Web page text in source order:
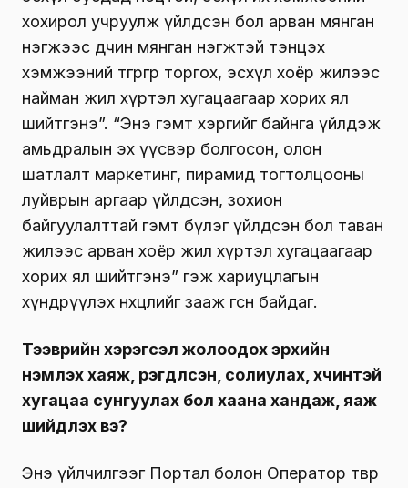
хохирол учруулж үйлдсэн бол арван мянган
нэгжээс дөчин мянган нэгжтэй тэнцэх
хэмжээний төгрөгөөр торгох, эсхүл хоёр жилээс
найман жил хүртэл хугацаагаар хорих ял
шийтгэнэ”. “Энэ гэмт хэргийг байнга үйлдэж
амьдралын эх үүсвэр болгосон, олон
шатлалт маркетинг, пирамид тогтолцооны
луйврын аргаар үйлдсэн, зохион
байгуулалттай гэмт бүлэг үйлдсэн бол таван
жилээс арван хоёр жил хүртэл хугацаагаар
хорих ял шийтгэнэ” гэж хариуцлагын
хүндрүүлэх нөхцөлийг зааж өгсөн байдаг.
Тээврийн хэрэгсэл жолоодох эрхийн
үнэмлэх хаяж, үрэгдүүлсэн, солиулах, хүчинтэй
хугацаа сунгуулах бол хаана хандаж, яаж
шийдүүлэх вэ?
Энэ үйлчилгээг Портал болон Оператор төвөөр